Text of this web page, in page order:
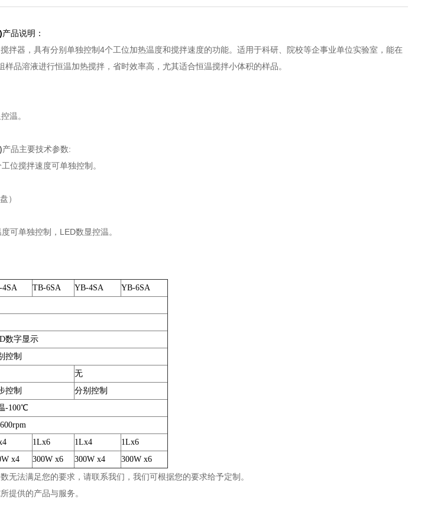
产品说明：
拌器，具有分别单独控制4个工位加热温度和搅拌速度的功能。适用于科研、院校等企事业单位实验室，能在
品溶液进行恒温加热搅拌，省时效率高，尤其适合恒温搅拌小体积的样品。
温。
产品主要技术参数:
位搅拌速度可单独控制 。
）
可单独控制 ， LED数显控温。
4SA TB-6SA YB-4SA
YB-6SA
数字显示
控制
无
控制
分别控制
-100℃
1Lx6 1Lx4
1Lx6
x4 300W x6 300W x4 300W x6
无法满足您的要求，请联系我们，我们可根据您的要求给予定制。
提供的产品与服务。